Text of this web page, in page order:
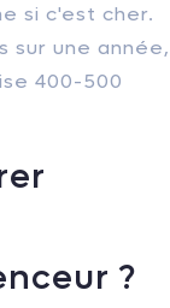
si c'est cher.
sur une année,
400-500
?